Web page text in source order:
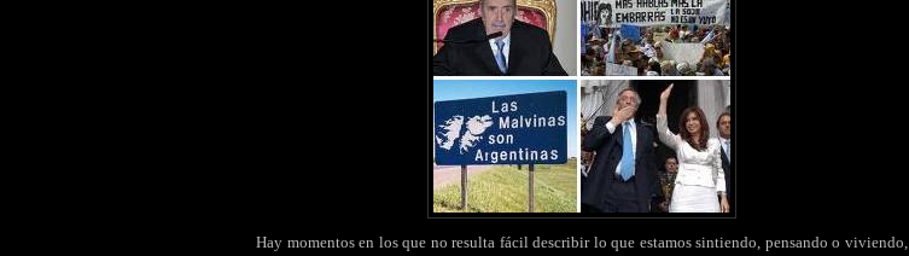
Hay momentos en los que no resulta fácil describir lo que estamos sintiendo, pensando o viviendo,